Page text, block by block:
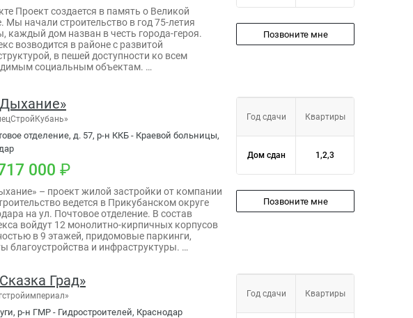
Проект создается в память о Великой
Мы начали строительство в год 75-летия
каждый дом назван в честь города-героя.
возводится в районе с развитой
в пешей доступности ко всем
социальным объектам. …
Позвоните мне
отделение, д. 57, р-н ККБ - Краевой больницы,
000
– проект жилой застройки от компании
ведется в Прикубанском округе
на ул. Почтовое отделение. В состав
войдут 12 монолитно-кирпичных корпусов
в 9 этажей, придомовые паркинги,
благоустройства и инфраструктуры. …
Год сдачи Квартиры
Дом сдан 1,2,3
Позвоните мне
Град»
р-н ГМР - Гидростроителей, Краснодар
Год сдачи Квартиры